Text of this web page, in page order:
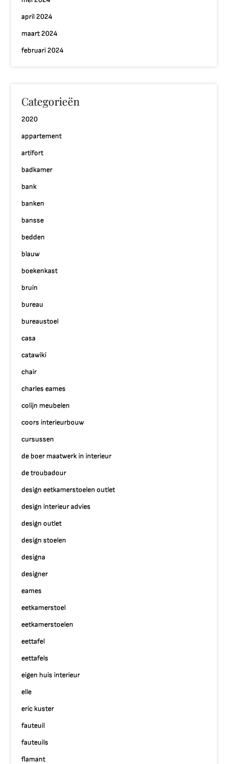
april 2024
maart 2024
februari 2024
Categorieën
2020
appartement
artifort
badkamer
bank
banken
bansse
bedden
blauw
boekenkast
bruin
bureau
bureaustoel
casa
catawiki
chair
charles eames
colijn meubelen
coors interieurbouw
cursussen
de boer maatwerk in interieur
de troubadour
design eetkamerstoelen outlet
design interieur advies
design outlet
design stoelen
designa
designer
eames
eetkamerstoel
eetkamerstoelen
eettafel
eettafels
eigen huis interieur
elle
eric kuster
fauteuil
fauteuils
flamant